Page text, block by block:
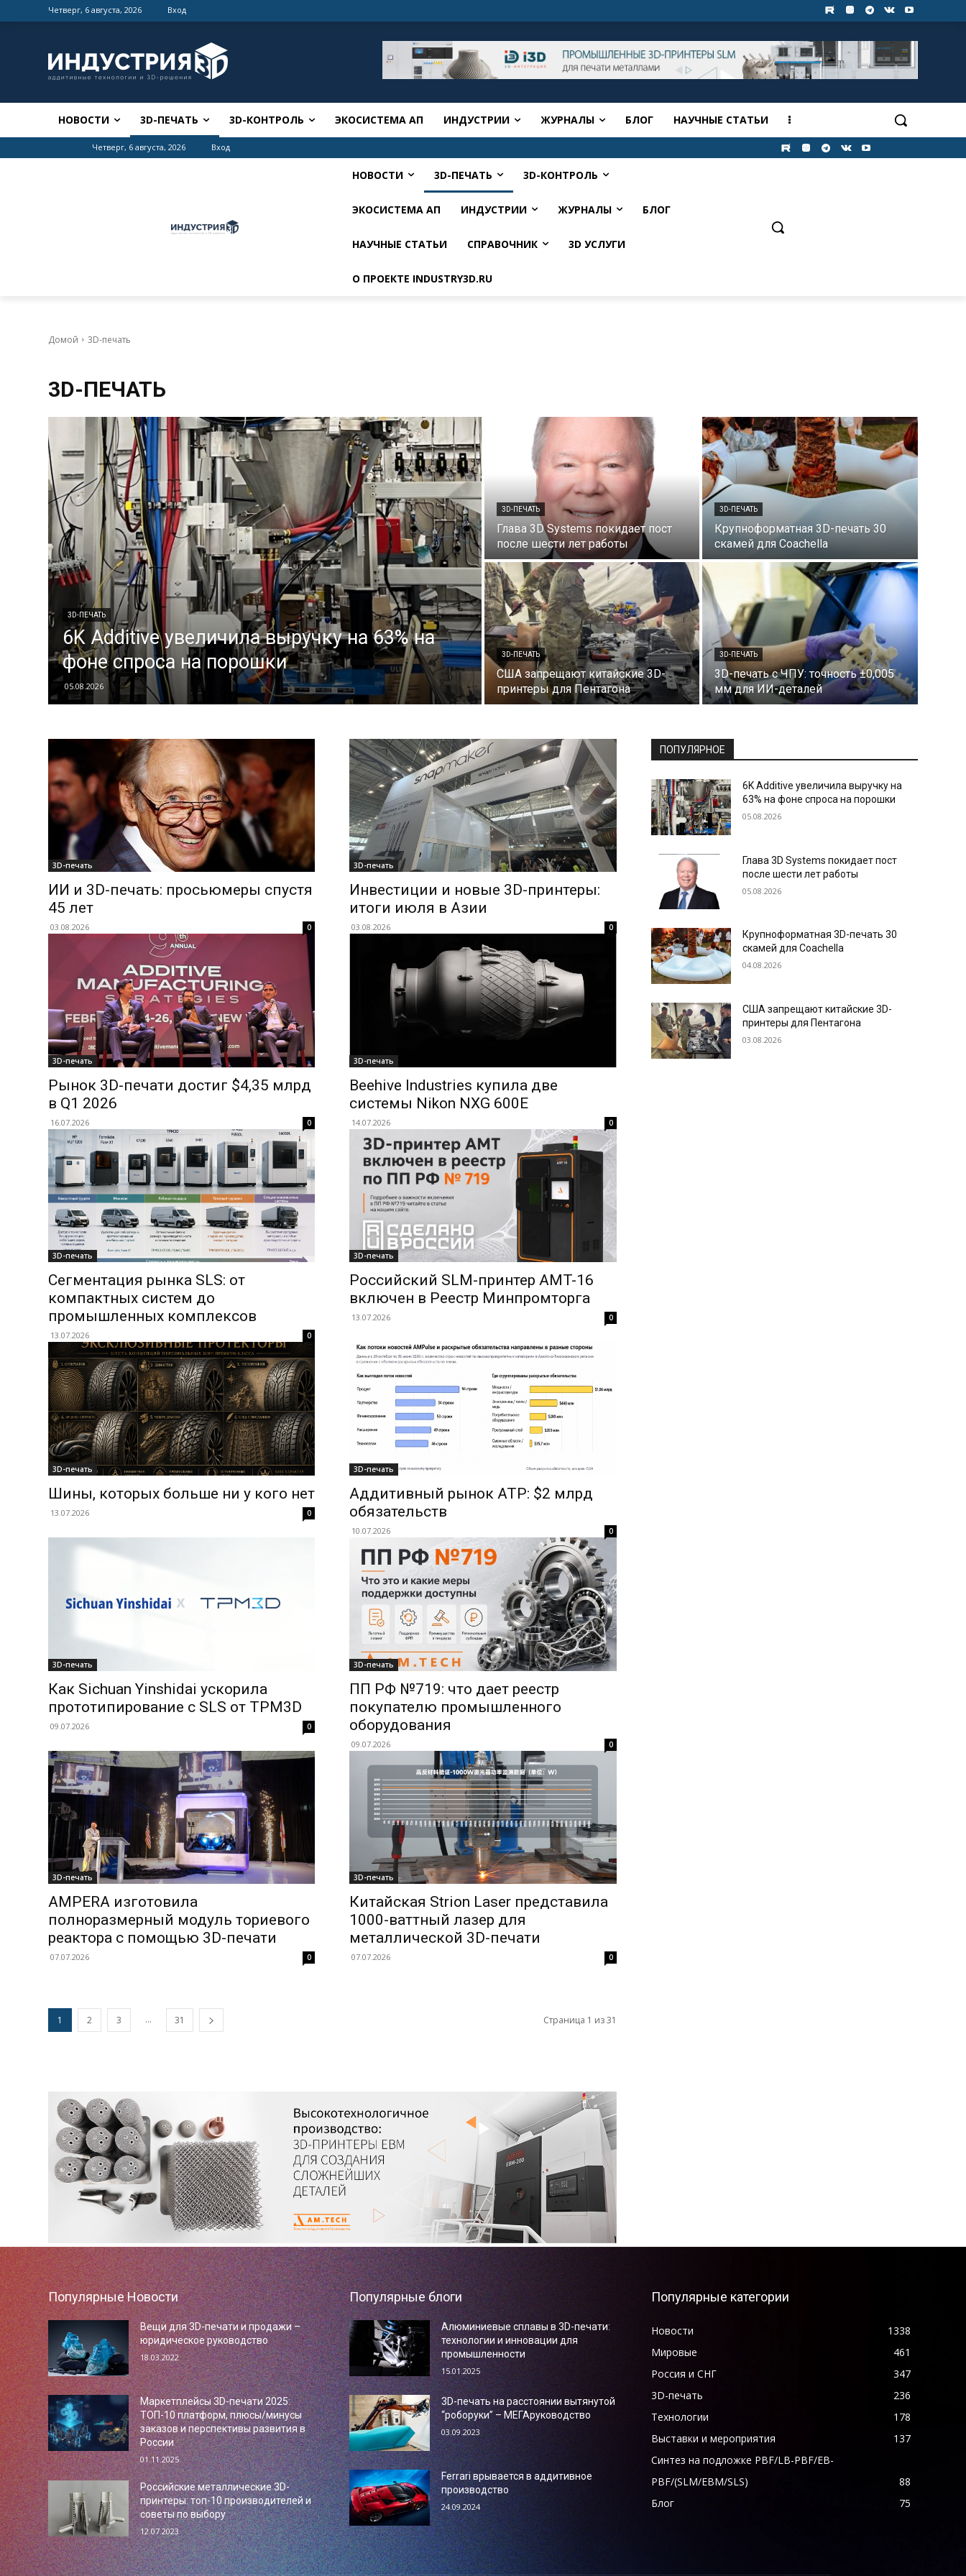
Четверг, 6 августа, 2026 Вход
НОВОСТИ 3D-ПЕЧАТЬ 3D-КОНТРОЛЬ ЭКОСИСТЕМА АП ИНДУСТРИИ ЖУРНАЛЫ БЛОГ НАУЧНЫЕ СТАТЬИ
Четверг, 6 августа, 2026 Вход
НОВОСТИ 3D-ПЕЧАТЬ 3D-КОНТРОЛЬ
ЭКОСИСТЕМА АП ИНДУСТРИИ ЖУРНАЛЫ БЛОГ
НАУЧНЫЕ СТАТЬИ СПРАВОЧНИК 3D УСЛУГИ
О ПРОЕКТЕ INDUSTRY3D.RU
Домой 3D-печать
3D-ПЕЧАТЬ
3D-ПЕЧАТЬ
6K Additive увеличила выручку на 63% на
фоне спроса на порошки
05.08.2026
3D-ПЕЧАТЬ
Глава 3D Systems покидает пост
после шести лет работы
3D-ПЕЧАТЬ
Крупноформатная 3D-печать 30
скамей для Coachella
3D-ПЕЧАТЬ
США запрещают китайские 3D-
принтеры для Пентагона
3D-ПЕЧАТЬ
3D-печать с ЧПУ: точность ±0,005
мм для ИИ-деталей
3D-печать
ИИ и 3D-печать: просьюмеры спустя
45 лет
03.08.2026 0
3D-печать
Инвестиции и новые 3D-принтеры:
итоги июля в Азии
03.08.2026 0
3D-печать
Рынок 3D-печати достиг $4,35 млрд
в Q1 2026
16.07.2026 0
3D-печать
Beehive Industries купила две
системы Nikon NXG 600E
14.07.2026 0
3D-печать
Сегментация рынка SLS: от
компактных систем до
промышленных комплексов
13.07.2026 0
3D-печать
Российский SLM-принтер AMT-16
включен в Реестр Минпромторга
13.07.2026 0
3D-печать
Шины, которых больше ни у кого нет
13.07.2026 0
3D-печать
Аддитивный рынок АТР: $2 млрд
обязательств
10.07.2026 0
3D-печать
Как Sichuan Yinshidai ускорила
прототипирование с SLS от TPM3D
09.07.2026 0
3D-печать
ПП РФ №719: что дает реестр
покупателю промышленного
оборудования
09.07.2026 0
3D-печать
AMPERA изготовила
полноразмерный модуль ториевого
реактора с помощью 3D-печати
07.07.2026 0
3D-печать
Китайская Strion Laser представила
1000-ваттный лазер для
металлической 3D-печати
07.07.2026 0
1 2 3 ... 31 Страница 1 из 31
ПОПУЛЯРНОЕ
6K Additive увеличила выручку на
63% на фоне спроса на порошки
05.08.2026
Глава 3D Systems покидает пост
после шести лет работы
05.08.2026
Крупноформатная 3D-печать 30
скамей для Coachella
04.08.2026
США запрещают китайские 3D-
принтеры для Пентагона
03.08.2026
Популярные Новости
Вещи для 3D-печати и продажи –
юридическое руководство
18.03.2022
Маркетплейсы 3D-печати 2025:
ТОП-10 платформ, плюсы/минусы
заказов и перспективы развития в
России
01.11.2025
Российские металлические 3D-
принтеры: топ-10 производителей и
советы по выбору
12.07.2023
Популярные блоги
Алюминиевые сплавы в 3D-печати:
технологии и инновации для
промышленности
15.01.2025
3D-печать на расстоянии вытянутой
“роборуки” – МЕГАруководство
03.09.2023
Ferrari врывается в аддитивное
производство
24.09.2024
Популярные категории
Новости
1338
Мировые
461
Россия и СНГ
347
3D-печать
236
Технологии
178
Выставки и мероприятия
137
Синтез на подложке PBF/LB-PBF/EB-
PBF/(SLM/EBM/SLS)
88
Блог
75